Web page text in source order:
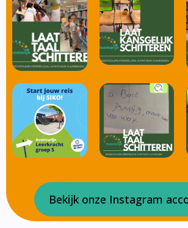
Bekijk onze Instagram